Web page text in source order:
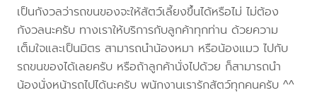
เป็นกังวลว่ารถขนของจะให้สัตว์เลี้ยงขึ้นได้หรือไม่ ไม่ต้อง
กังวลนะครับ ทางเราให้บริการกับลูกค้าทุกท่าน ด้วยความ
เต็มใจและเป็นมิตร สามารถนำน้องหมา หรือน้องแมว ไปกับ
รถขนของได้เลยครับ หรือถ้าลูกค้านั่งไปด้วย ก็สามารถนำ
น้องนั่งหน้ารถไปได้นะครับ พนักงานเรารักสัตว์ทุกคนครับ ^^